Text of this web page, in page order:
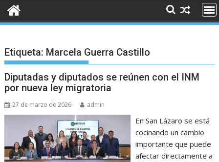
Etiqueta: Marcela Guerra Castillo
Diputadas y diputados se reúnen con el INM
por nueva ley migratoria
27 de marzo de 2026 admin
En San Lázaro se está
cocinando un cambio
importante que puede
afectar directamente a